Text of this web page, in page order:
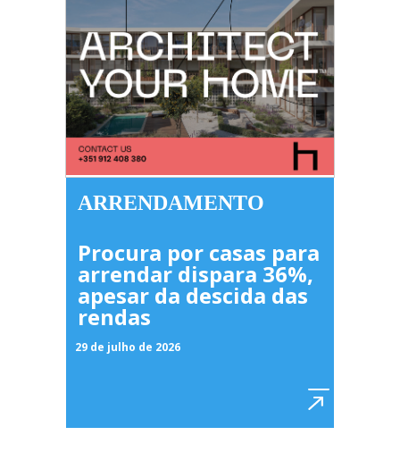
ARRENDAMENTO
Procura por casas para
arrendar dispara 36%,
apesar da descida das
rendas
29 de julho de 2026